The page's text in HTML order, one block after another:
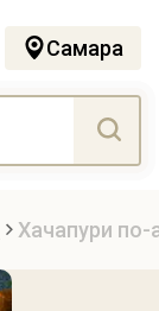
Самара
Хачапури